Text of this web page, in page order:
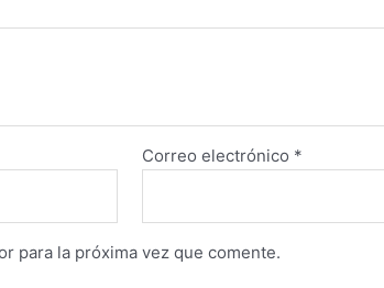
Correo electrónico *
para la próxima vez que comente.